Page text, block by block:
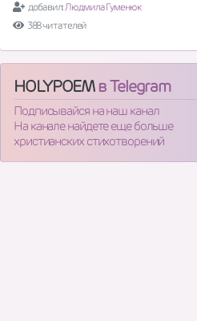
добавил:Людмила Гуменюк
388 читателей
HOLYPOEMв Telegram
Подписывайся на наш канал
На канале найдете еще больше
христианских стихотворений